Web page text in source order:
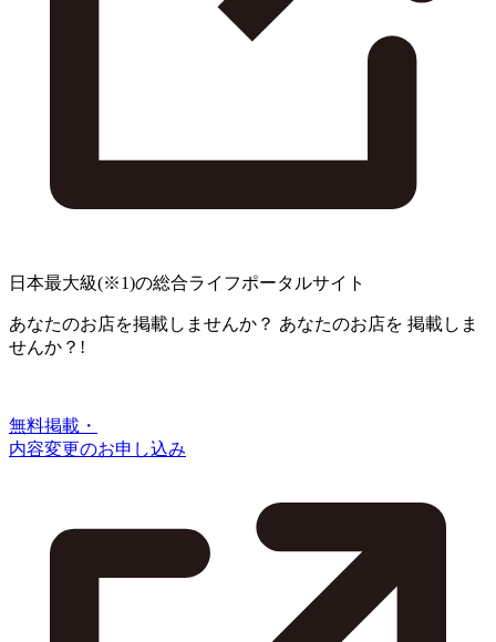
日本最大級(※1)の総合ライフポータルサイト
あなたのお店を掲載しませんか？ あなたのお店を 掲載しま
せんか？!
無料掲載・
内容変更のお申し込み